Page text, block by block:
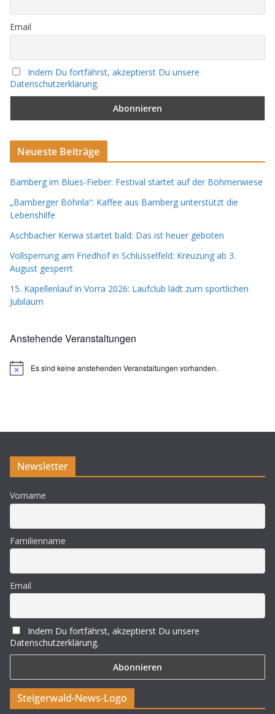
Email
Indem Du fortfährst, akzeptierst Du unsere
Datenschutzerklärung.
Neueste Beiträge
Bamberg im Blues-Fieber: Festival startet auf der Böhmerwiese
„Bamberger Böhnla“: Kaffee aus Bamberg unterstützt die
Lebenshilfe
Aschbacher Kerwa startet bald: Das ist heuer geboten
Vollsperrung am Friedhof in Schlüsselfeld: Kreuzung ab 3.
August gesperrt
15. Kapellenlauf in Vorra 2026: Laufclub lädt zum sportlichen
Jubiläum
Anstehende Veranstaltungen
H
s
Es sind keine anstehenden Veranstaltungen vorhanden.
Newsletter
Vorname
Familienname
Email
Indem Du fortfährst, akzeptierst Du unsere
Datenschutzerklärung.
Steigerwald-News-Logo